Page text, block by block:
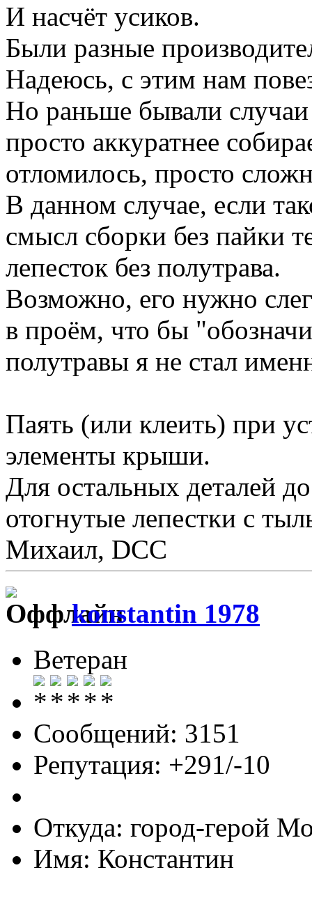
И насчёт усиков.
Были разные
Надеюсь, с этим нам
Но раньше бывали
просто аккуратнее
отломилось, просто
В данном случае, если
смысл сборки без пайки
лепесток без полутрава.
Возможно, его нужно
в проём, что бы
полутравы я не стал
Паять (или клеить) при
элементы крыши.
Для остальных деталей
отогнутые лепестки с
Михаил, DCC
konstantin 1978
Ветеран
Сообщений: 3151
Репутация: +291/-10
Откуда: город-герой
Имя: Константин